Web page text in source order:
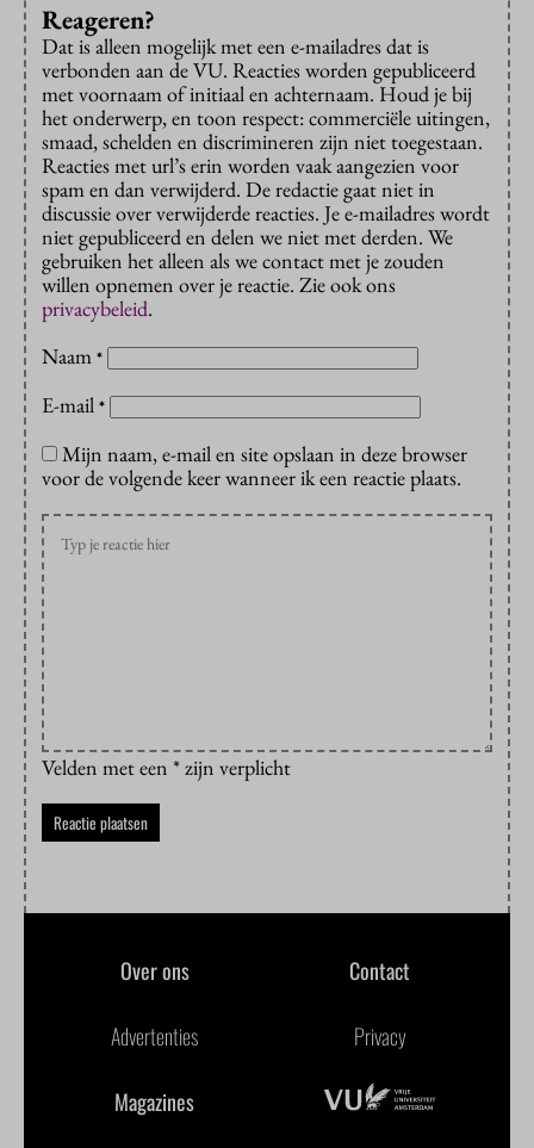
Reageren?
Dat is alleen mogelijk met een e-mailadres dat is
verbonden aan de VU. Reacties worden gepubliceerd
met voornaam of initiaal en achternaam. Houd je bij
het onderwerp, en toon respect: commerciële uitingen,
smaad, schelden en discrimineren zijn niet toegestaan.
Reacties met url’s erin worden vaak aangezien voor
spam en dan verwijderd. De redactie gaat niet in
discussie over verwijderde reacties. Je e-mailadres wordt
niet gepubliceerd en delen we niet met derden. We
gebruiken het alleen als we contact met je zouden
willen opnemen over je reactie. Zie ook ons
privacybeleid.
Naam *
E-mail *
Mijn naam, e-mail en site opslaan in deze browser
voor de volgende keer wanneer ik een reactie plaats.
Velden met een * zijn verplicht
Over ons Contact
Advertenties Privacy
Magazines